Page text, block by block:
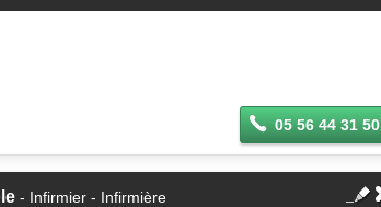
05 56 44 31 50
- Infirmier - Infirmière